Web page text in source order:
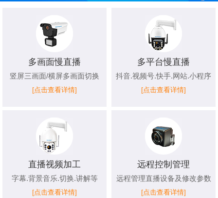
多画面慢直播
竖屏三画面/横屏多画面切换
[点击查看详情]
多平台慢直播
抖音.视频号.快手.网站.小程序
[点击查看详情]
直播视频加工
字幕.背景音乐.切换.讲解等
[点击查看详情]
远程控制管理
远程管理直播设备及修改参数
[点击查看详情]